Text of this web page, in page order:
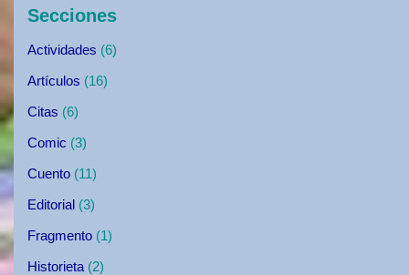
Secciones
Actividades (6)
Artículos (16)
Citas (6)
Comic (3)
Cuento (11)
Editorial (3)
Fragmento (1)
Historieta (2)